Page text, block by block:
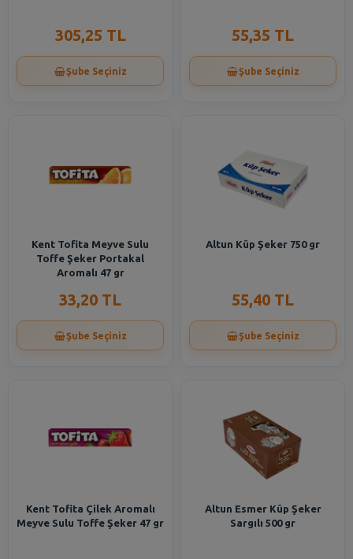
305,25 TL
Şube Seçiniz
55,35 TL
Şube Seçiniz
Kent Tofita Meyve Sulu
Toffe Şeker Portakal
Aromalı 47 gr
33,20 TL
Şube Seçiniz
Altun Küp Şeker 750 gr
55,40 TL
Şube Seçiniz
Kent Tofita Çilek Aromalı
Meyve Sulu Toffe Şeker 47 gr
Altun Esmer Küp Şeker
Sargılı 500 gr